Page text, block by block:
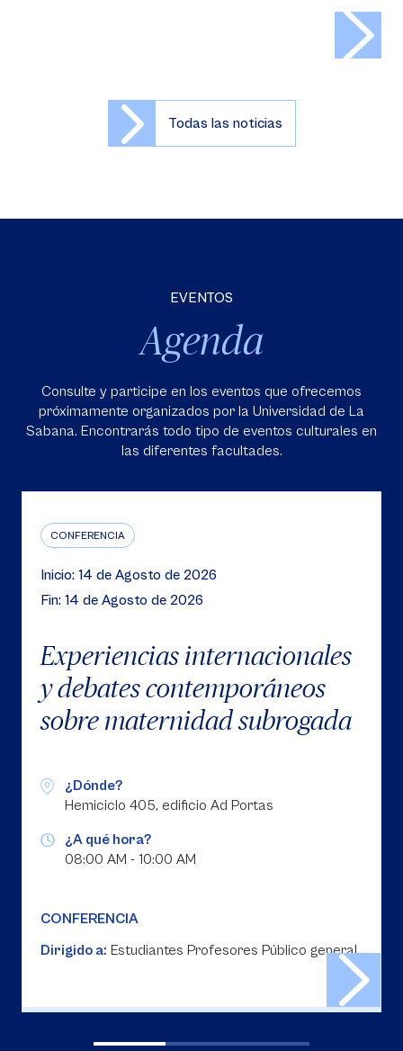
Todas las noticias
EVENTOS
Agenda
Consulte y participe en los eventos que ofrecemos
próximamente organizados por la Universidad de La
Sabana. Encontrarás todo tipo de eventos culturales en
las diferentes facultades.
CONFERENCIA
Inicio: 14 de Agosto de 2026
Fin: 14 de Agosto de 2026
Experiencias internacionales
y debates contemporáneos
sobre maternidad subrogada
¿Dónde?
Hemiciclo 405, edificio Ad Portas
¿A qué hora?
08:00 AM - 10:00 AM
CONFERENCIA
Dirigido a: Estudiantes Profesores Público general